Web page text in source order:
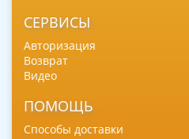
СЕРВИСЫ
Авторизация
Возврат
Видео
ПОМОЩЬ
Способы доставки